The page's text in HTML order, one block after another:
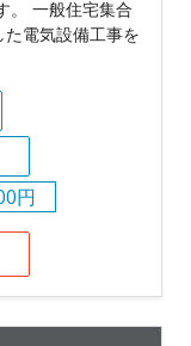
。 一般住宅集合
電気設備工事を
円